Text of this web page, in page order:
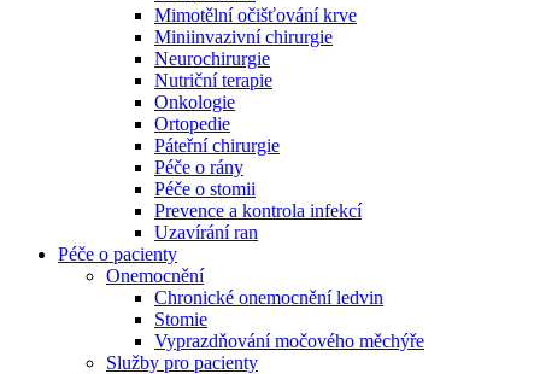
Nabídky pracovních míst
Objevte své kariérní příležitosti ​v B. Braun. Vyhledejte náš trh
Mimotělní očišťování krve
Miniinvazivní chirurgie
Neurochirurgie
Nutriční terapie
Onkologie
Ortopedie
Páteřní chirurgie
Péče o rány
Péče o stomii
Prevence a kontrola infekcí
Uzavírání ran
Péče o pacienty
Onemocnění
Chronické onemocnění ledvin
Stomie
Vyprazdňování močového měchýře
Služby pro pacienty